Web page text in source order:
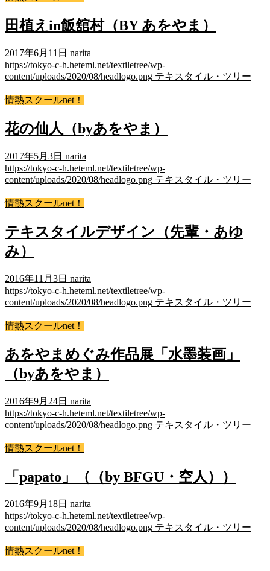
田植えin飯舘村（BY あをやま）
2017年6月11日 narita
https://tokyo-c-h.heteml.net/textiletree/wp-
content/uploads/2020/08/headlogo.png テキスタイル・ツリー
情熱スクールnet！
花の仙人（byあをやま）
2017年5月3日 narita
https://tokyo-c-h.heteml.net/textiletree/wp-
content/uploads/2020/08/headlogo.png テキスタイル・ツリー
情熱スクールnet！
テキスタイルデザイン（先輩・あゆ
み）
2016年11月3日 narita
https://tokyo-c-h.heteml.net/textiletree/wp-
content/uploads/2020/08/headlogo.png テキスタイル・ツリー
情熱スクールnet！
あをやまめぐみ作品展「水墨装画」
（byあをやま）
2016年9月24日 narita
https://tokyo-c-h.heteml.net/textiletree/wp-
content/uploads/2020/08/headlogo.png テキスタイル・ツリー
情熱スクールnet！
「papato」（（by BFGU・空人））
2016年9月18日 narita
https://tokyo-c-h.heteml.net/textiletree/wp-
content/uploads/2020/08/headlogo.png テキスタイル・ツリー
情熱スクールnet！